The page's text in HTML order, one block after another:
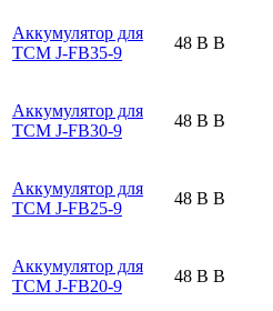
Аккумулятор для
TCM J-FB35-9
48 В В
Аккумулятор для
TCM J-FB30-9
48 В В
Аккумулятор для
TCM J-FB25-9
48 В В
Аккумулятор для
TCM J-FB20-9
48 В В